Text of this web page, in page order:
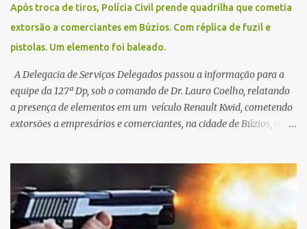
Após troca de tiros, Polícia Civil prende quadrilha que cometia
extorsão a comerciantes em Búzios. Com réplica de fuzil e
pistolas. Um elemento foi baleado.
A Delegacia de Serviços Delegados passou a informação para a
equipe da 127ª Dp, sob o comando de Dr. Lauro Coelho, relatando
a presença de elementos em um veículo Renault Kwid, cometendo
extorsões a empresários e comerciantes, na cidade de Búzios, na
fugir da cidade Buziana. Um dos detidos é policial civil e este foi
baleado na perna na troca de tiros . Na ocorrência, três armas,
pistolas e uma réplica de fuzil, foram apreendidas. O homem
baleado foi identificado como Claudio Bastos, conhecido no meio